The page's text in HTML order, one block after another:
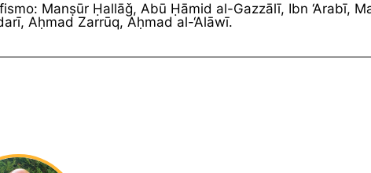
Manṣūr Ḥallāǧ, Abū Ḥāmid al-Gazzālī, Ibn ‘Arabī,
Aḥmad Zarrūq, Aḥmad al-‘Alāwī.